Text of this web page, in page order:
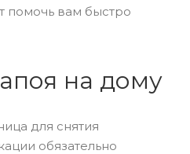
помочь вам быстро
на дому
для снятия
обязательно